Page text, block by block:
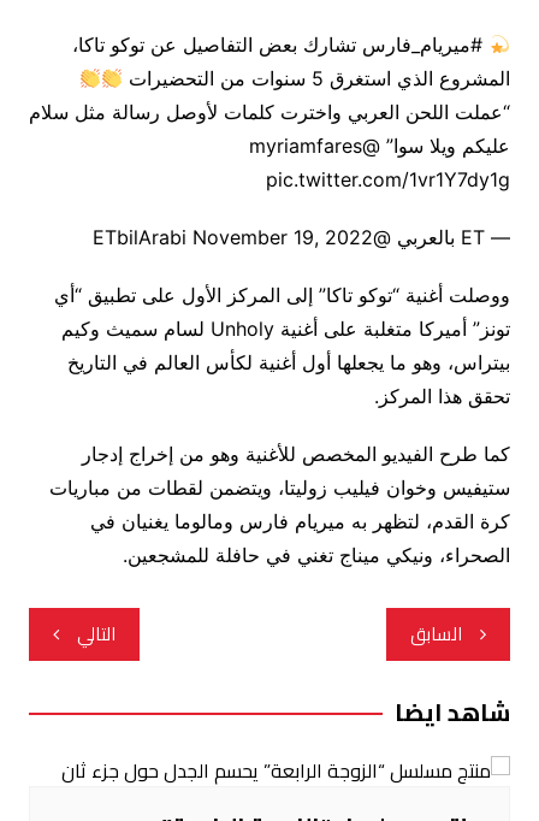
#ميريام_فارس تشارك بعض التفاصيل عن توكو تاكا،
المشروع الذي استغرق 5 سنوات من التحضيرات
“عملت اللحن العربي واخترت كلمات لأوصل رسالة مثل سلام
عليكم ويلا سوا” @myriamfares
pic.twitter.com/1vr1Y7dy1g
— ET بالعربي @ETbilArabi November 19, 2022
ووصلت أغنية “توكو تاكا” إلى المركز الأول على تطبيق “أي
تونز” أميركا متغلبة على أغنية Unholy لسام سميث وكيم
بيتراس، وهو ما يجعلها أول أغنية لكأس العالم في التاريخ
تحقق هذا المركز.
كما طرح الفيديو المخصص للأغنية وهو من إخراج إدجار
ستيفيس وخوان فيليب زوليتا، ويتضمن لقطات من مباريات
كرة القدم، لتظهر به ميريام فارس ومالوما يغنيان في
الصحراء، ونيكي ميناج تغني في حافلة للمشجعين.
تصفّح
المقالات
السابق التالي
شاهد ايضا